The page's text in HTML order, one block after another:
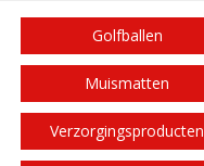
Golfballen
Muismatten
Verzorgingsproducten